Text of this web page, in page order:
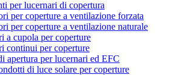
per lucernari di copertura
per coperture a ventilazione forzata
per coperture a ventilazione naturale
a cupola per coperture
continui per coperture
apertura per lucernari ed EFC
di luce solare per coperture